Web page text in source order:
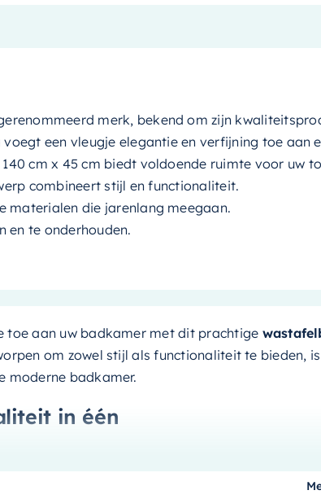
merk, bekend om zijn
een vleugje elegantie en verfijning toe aan
cm x 45 cm biedt voldoende ruimte voor uw
combineert stijl en functionaliteit.
materialen die jarenlang meegaan.
en te onderhouden.
toe aan uw badkamer met dit prachtige
om zowel stijl als functionaliteit te bieden,
moderne badkamer.
in één
ruimte voor uw toiletartikelen, terwijl het